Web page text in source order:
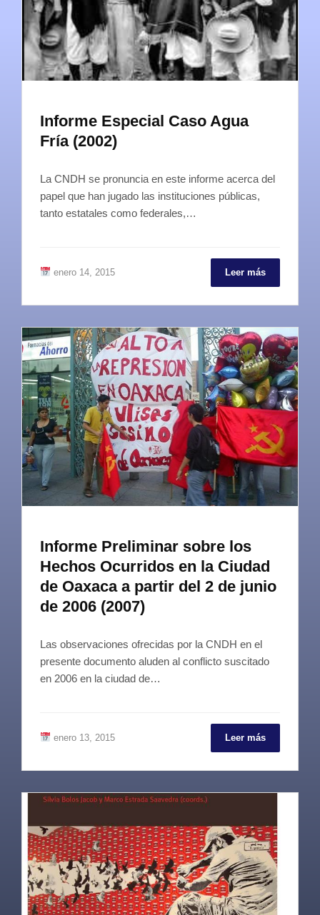
Informe Especial Caso Agua
Fría (2002)
La CNDH se pronuncia en este informe acerca del
papel que han jugado las instituciones públicas,
tanto estatales como federales,…
enero 14, 2015 Leer más
Informe Preliminar sobre los
Hechos Ocurridos en la Ciudad
de Oaxaca a partir del 2 de junio
de 2006 (2007)
Las observaciones ofrecidas por la CNDH en el
presente documento aluden al conflicto suscitado
en 2006 en la ciudad de…
enero 13, 2015 Leer más